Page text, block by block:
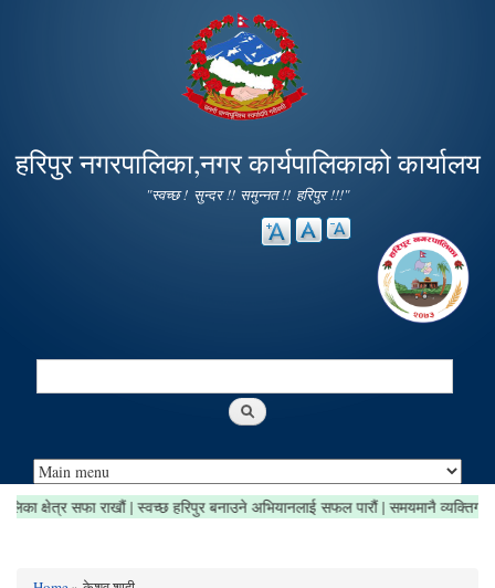
main
content
हरिपुर नगरपालिका,नगर कार्यपालिकाको कार्यालय
"स्वच्छ ! सुन्दर !! समुन्नत !! हरिपुर !!!"
Search
नगरपालिका क्षेत्र सफा राखौं | स्वच्छ हरिपुर बनाउने अभियानलाई सफल पारौं | समयमानै